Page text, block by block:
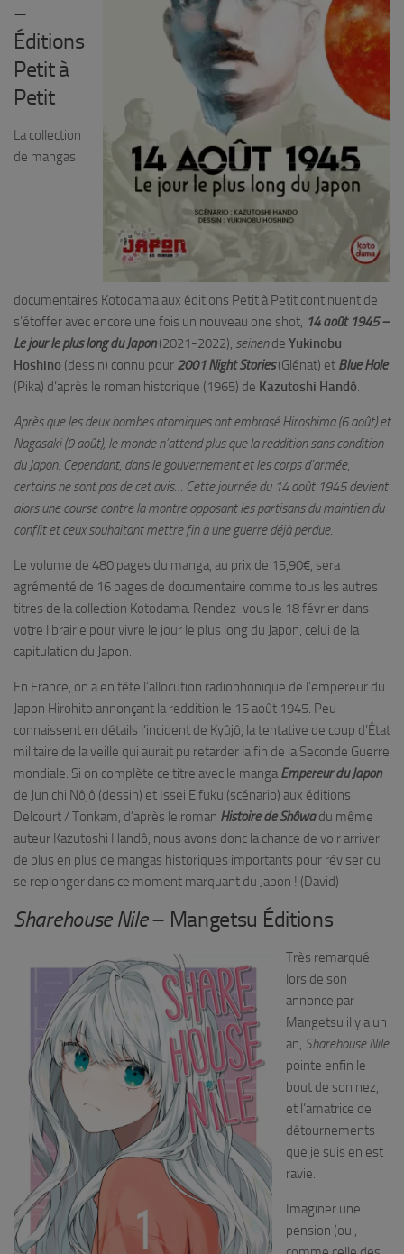
–
Éditions
Petit à
Petit
La collection
de mangas
documentaires Kotodama aux éditions Petit à Petit continuent de
s’étoffer avec encore une fois un nouveau one shot, 14 août 1945 –
Le jour le plus long du Japon(2021-2022), seinende Yukinobu
Hoshino (dessin) connu pour 2001 Night Stories(Glénat) et Blue Hole
(Pika) d’après le roman historique (1965) de Kazutoshi Handô.
Après que les deux bombes atomiques ont embrasé Hiroshima (6 août) et
Nagasaki (9 août), le monde n’attend plus que la reddition sans condition
du Japon. Cependant, dans le gouvernement et les corps d’armée,
certains ne sont pas de cet avis… Cette journée du 14 août 1945 devient
alors une course contre la montre opposant les partisans du maintien du
conflit et ceux souhaitant mettre fin à une guerre déjà perdue.
Le volume de 480 pages du manga, au prix de 15,90€, sera
agrémenté de 16 pages de documentaire comme tous les autres
titres de la collection Kotodama. Rendez-vous le 18 février dans
votre librairie pour vivre le jour le plus long du Japon, celui de la
capitulation du Japon.
En France, on a en tête l’allocution radiophonique de l’empereur du
Japon Hirohito annonçant la reddition le 15 août 1945. Peu
connaissent en détails l’incident de Kyûjô, la tentative de coup d’État
militaire de la veille qui aurait pu retarder la fin de la Seconde Guerre
mondiale. Si on complète ce titre avec le manga Empereur du Japon
de Junichi Nôjô (dessin) et Issei Eifuku (scénario) aux éditions
Delcourt / Tonkam, d’après le roman Histoire de Shôwadu même
auteur Kazutoshi Handô, nous avons donc la chance de voir arriver
de plus en plus de mangas historiques importants pour réviser ou
se replonger dans ce moment marquant du Japon ! (David)
Sharehouse Nile– Mangetsu Éditions
Très remarqué
lors de son
annonce par
Mangetsu il y a un
an, Sharehouse Nile
pointe enfin le
bout de son nez,
et l’amatrice de
détournements
que je suis en est
ravie.
Imaginer une
pension (oui,